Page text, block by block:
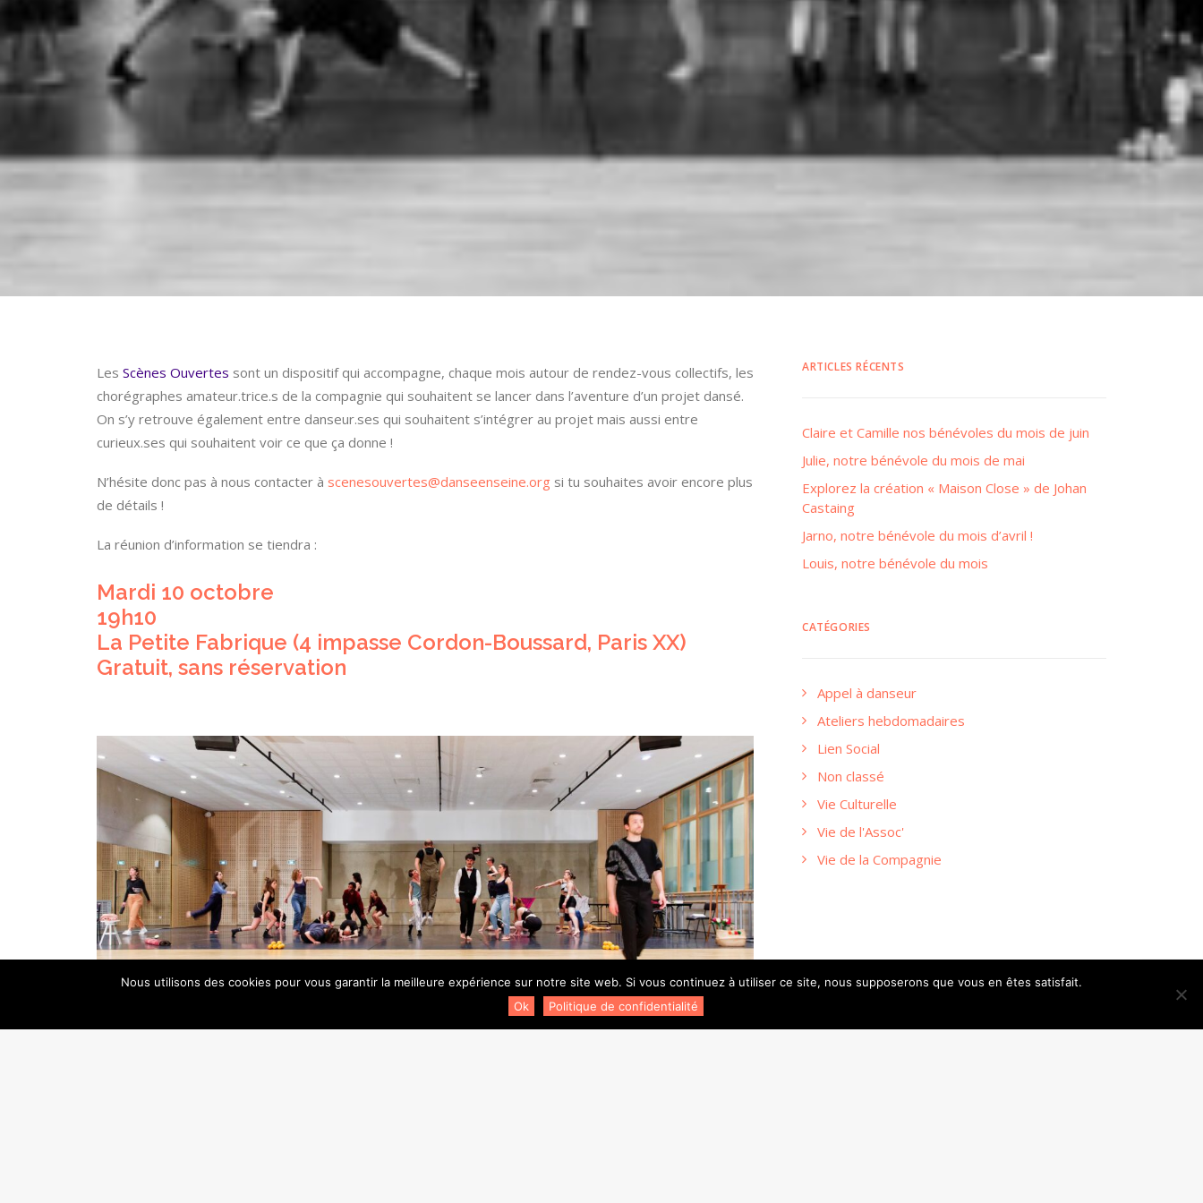
Les Scènes Ouvertes sont un dispositif qui accompagne, chaque mois autour de rendez-vous collectifs, les
chorégraphes amateur.trice.s de la compagnie qui souhaitent se lancer dans l’aventure d’un projet dansé.
On s’y retrouve également entre danseur.ses qui souhaitent s’intégrer au projet mais aussi entre
curieux.ses qui souhaitent voir ce que ça donne !
N’hésite donc pas à nous contacter à scenesouvertes@danseenseine.org si tu souhaites avoir encore plus
de détails !
La réunion d’information se tiendra :
Mardi 10 octobre
19h10
La Petite Fabrique (4 impasse Cordon-Boussard, Paris XX)
Gratuit, sans réservation
ARTICLES RÉCENTS
Claire et Camille nos bénévoles du mois de juin
Julie, notre bénévole du mois de mai
Explorez la création « Maison Close » de Johan
Castaing
Jarno, notre bénévole du mois d’avril !
Louis, notre bénévole du mois
CATÉGORIES
Appel à danseur
Ateliers hebdomadaires
Lien Social
Non classé
Vie Culturelle
Vie de l'Assoc'
Vie de la Compagnie
Nous utilisons des cookies pour vous garantir la meilleure expérience sur notre site web. Si vous continuez à utiliser ce site, nous supposerons que vous en êtes satisfait.
Ok
Politique de confidentialité